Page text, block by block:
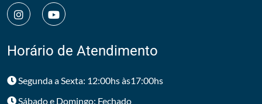
Horário de Atendimento
Segunda a Sexta: 12:00hs às17:00hs
Sábado e Domingo: Fechado